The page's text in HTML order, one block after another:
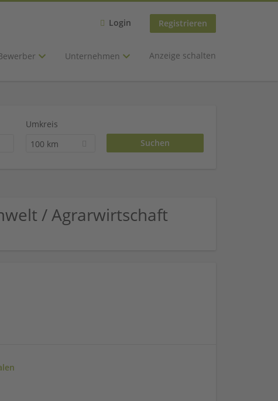
Login Registrieren
Unternehmen Anzeige schalten
Umkreis
100 km
/ Agrarwirtschaft